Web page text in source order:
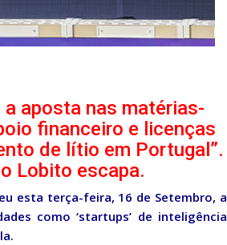
aposta nas matérias-
financeiro e licenças
de lítio em Portugal”.
Lobito escapa.
esta terça-feira, 16 de Setembro, a
como ‘startups’ de inteligência